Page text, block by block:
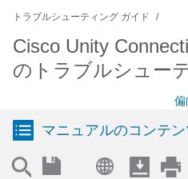
トラブルシューティング ガイド
Cisco Unity
のトラブルシュー
偏
マニュアルのコンテン